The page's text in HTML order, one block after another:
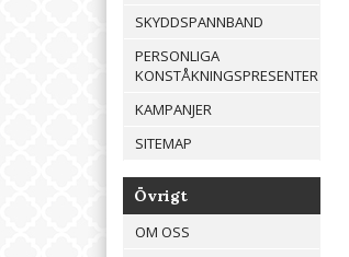
SKYDDSPANNBAND
PERSONLIGA
KONSTÅKNINGSPRESENTER
KAMPANJER
SITEMAP
Övrigt
OM OSS